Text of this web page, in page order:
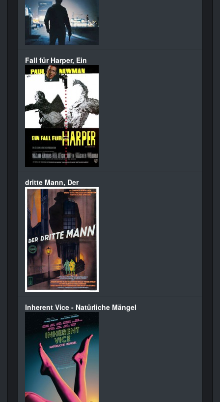
Fall für Harper, Ein
dritte Mann, Der
Inherent Vice - Natürliche Mängel